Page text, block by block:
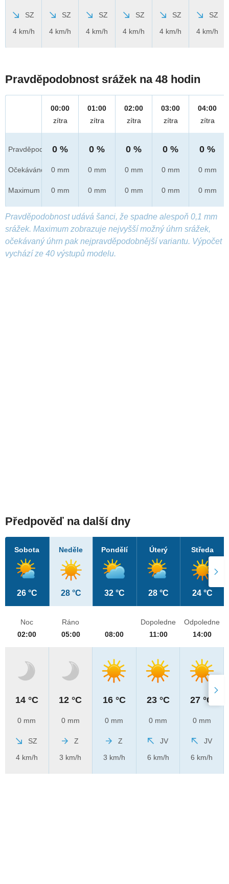
SZ
4 km/h
SZ
4 km/h
SZ
4 km/h
SZ
4 km/h
SZ
4 km/h
SZ
4 km/h
Pravděpodobnost srážek na 48 hodin
Pravděpod.
Očekáváno
Maximum
00:00
zítra
0 %
0 mm
0 mm
01:00
zítra
0 %
0 mm
0 mm
02:00
zítra
0 %
0 mm
0 mm
03:00
zítra
0 %
0 mm
0 mm
04:00
zítra
0 %
0 mm
0 mm
Pravděpodobnost udává šanci, že spadne alespoň 0,1 mm
srážek. Maximum zobrazuje nejvyšší možný úhrn srážek,
očekávaný úhrn pak nejpravděpodobnější variantu. Výpočet
vychází ze 40 výstupů modelu.
Předpověď na další dny
Sobota
26 °C
Neděle
28 °C
Pondělí
32 °C
Úterý
28 °C
Středa
24 °C
Noc
02:00
14 °C
0 mm
SZ
4 km/h
Ráno
05:00
12 °C
0 mm
Z
3 km/h
08:00
16 °C
0 mm
Z
3 km/h
Dopoledne
11:00
23 °C
0 mm
JV
6 km/h
Odpoledne
14:00
27 °C
0 mm
JV
6 km/h